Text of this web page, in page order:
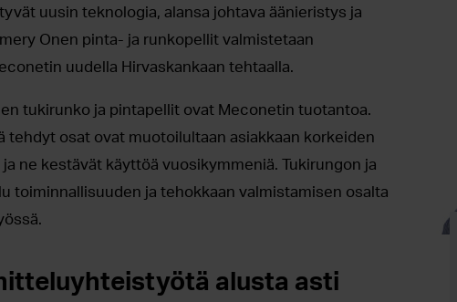
uusin teknologia, alansa johtava äänieristys ja
Onen pinta- ja runkopellit valmistetaan
uudella Hirvaskankaan tehtaalla.
tukirunko ja pintapellit ovat Meconetin tuotantoa.
tehdyt osat ovat muotoilultaan asiakkaan korkeiden
ne kestävät käyttöä vuosikymmeniä. Tukirungon ja
toiminnallisuuden ja tehokkaan valmistamisen osalta
alusta asti